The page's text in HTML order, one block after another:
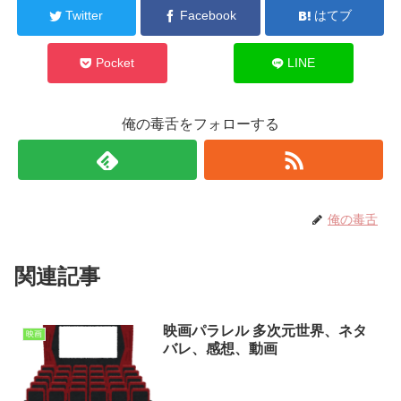
Twitter Facebook はてブ
Pocket LINE
俺の毒舌をフォローする
俺の毒舌
関連記事
映画
映画パラレル 多次元世界、ネタ
バレ、感想、動画